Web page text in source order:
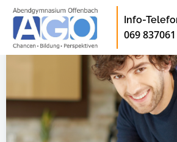
Inhalt
springen
Info-
069 837061